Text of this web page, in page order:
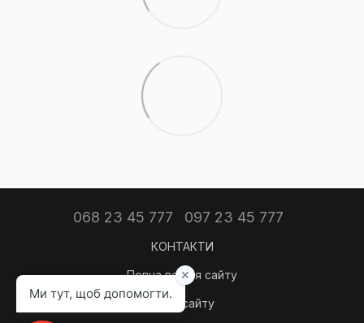
068 23 45 777 097 23 45 777
КОНТАКТИ
Повна версія сайту
Мапа сайту